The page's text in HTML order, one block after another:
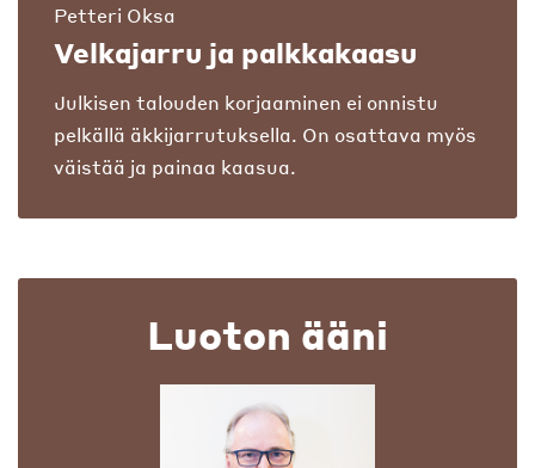
Petteri Oksa
Velkajarru ja palkkakaasu
Julkisen talouden korjaaminen ei onnistu
pelkällä äkkijarrutuksella. On osattava myös
väistää ja painaa kaasua.
Luoton ääni